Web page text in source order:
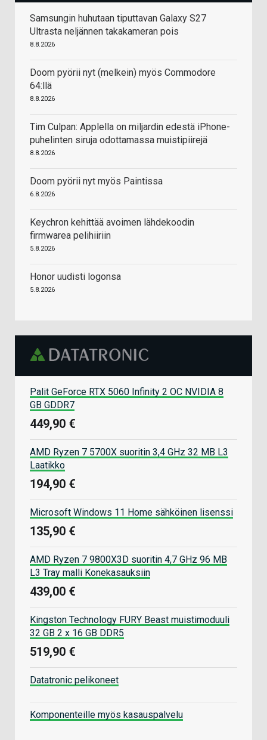
Samsungin huhutaan tiputtavan Galaxy S27
Ultrasta neljännen takakameran pois
8.8.2026
Doom pyörii nyt (melkein) myös Commodore
64:llä
8.8.2026
Tim Culpan: Applella on miljardin edestä iPhone-
puhelinten siruja odottamassa muistipiirejä
8.8.2026
Doom pyörii nyt myös Paintissa
6.8.2026
Keychron kehittää avoimen lähdekoodin
firmwarea pelihiiriin
5.8.2026
Honor uudisti logonsa
5.8.2026
Palit GeForce RTX 5060 Infinity 2 OC NVIDIA 8
GB GDDR7
449,90 €
AMD Ryzen 7 5700X suoritin 3,4 GHz 32 MB L3
Laatikko
194,90 €
Microsoft Windows 11 Home sähköinen lisenssi
135,90 €
AMD Ryzen 7 9800X3D suoritin 4,7 GHz 96 MB
L3 Tray malli Konekasauksiin
439,00 €
Kingston Technology FURY Beast muistimoduuli
32 GB 2 x 16 GB DDR5
519,90 €
Datatronic pelikoneet
Komponenteille myös kasauspalvelu